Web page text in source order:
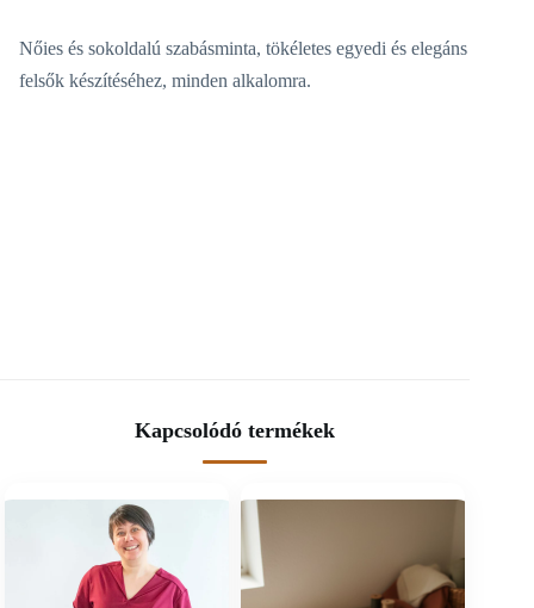
Nőies és sokoldalú szabásminta, tökéletes egyedi és elegáns
felsők készítéséhez, minden alkalomra.
Kapcsolódó termékek